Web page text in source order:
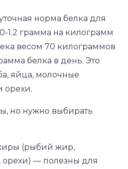
норма белка для
1.2 грамма на килограмм
весом 70 килограммов
белка в день. Это
яйца, молочные
орехи.
но нужно выбирать
(рыбий жир,
орехи) — полезны для